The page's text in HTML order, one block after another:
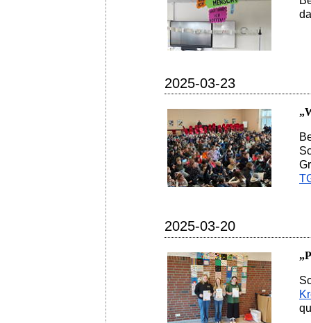
2025-03-23
2025-03-20